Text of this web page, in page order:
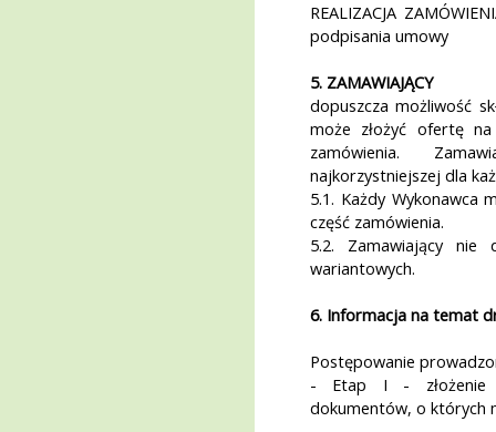
REALIZACJA
podpisania umowy
5. ZAMAWIAJĄCY
dopuszcza możliwość
może złożyć ofertę
zamówienia.
najkorzystniejszej dla
5.1. Każdy Wykonawca
część zamówienia.
5.2. Zamawiający nie
wariantowych.
6. Informacja na temat
Postępowanie
- Etap I - złożenie
dokumentów, o których